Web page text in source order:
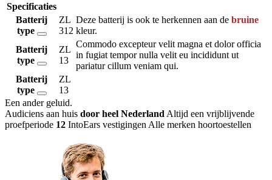
Specificaties
Batterij
type
ZL
312
Deze batterij is ook te herkennen aan de bruine
kleur.
Batterij
type
ZL
13
Commodo excepteur velit magna et dolor officia
in fugiat tempor nulla velit eu incididunt ut
pariatur cillum veniam qui.
Batterij
type
ZL
13
Een ander geluid.
Audiciens aan huis door heel Nederland Altijd een vrijblijvende
proefperiode 12 IntoEars vestigingen Alle merken hoortoestellen